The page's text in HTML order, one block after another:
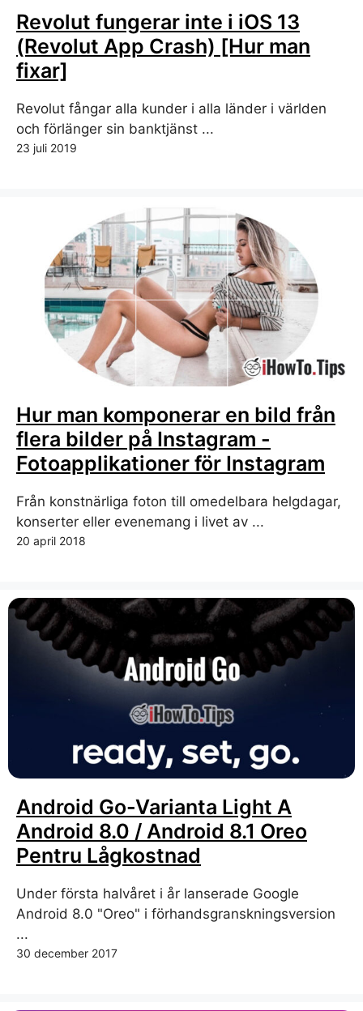
Revolut fungerar inte i iOS 13
(Revolut App Crash) [Hur man
fixar]
Revolut fångar alla kunder i alla länder i världen
och förlänger sin banktjänst ...
23 juli 2019
Hur man komponerar en bild från
flera bilder på Instagram -
Fotoapplikationer för Instagram
Från konstnärliga foton till omedelbara helgdagar,
konserter eller evenemang i livet av ...
20 april 2018
Android Go-Varianta Light A
Android 8.0 / Android 8.1 Oreo
Pentru Lågkostnad
Under första halvåret i år lanserade Google
Android 8.0 "Oreo" i förhandsgranskningsversion
...
30 december 2017